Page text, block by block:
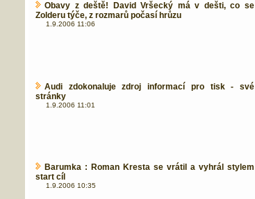
Obavy z deště! David Vršecký má v dešti, co se
Zolderu týče, z rozmarů počasí hrůzu
1.9.2006 11:06
Audi zdokonaluje zdroj informací pro tisk - své
stránky
1.9.2006 11:01
Barumka : Roman Kresta se vrátil a vyhrál stylem
start cíl
1.9.2006 10:35